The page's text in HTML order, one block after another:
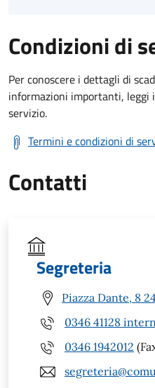
Condizioni di
Per conoscere i dettagli di
informazioni importanti, leggi
servizio.
Termini e condizioni di
Contatti
Segreteria
Piazza Dante, 8
0346 41128
0346 1942012